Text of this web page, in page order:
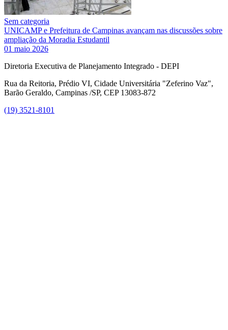
Sem categoria
UNICAMP e Prefeitura de Campinas avançam nas discussões sobre
ampliação da Moradia Estudantil
01 maio 2026
Diretoria Executiva de Planejamento Integrado - DEPI
Rua da Reitoria, Prédio VI, Cidade Universitária "Zeferino Vaz",
Barão Geraldo, Campinas /SP, CEP 13083-872
(19) 3521-8101